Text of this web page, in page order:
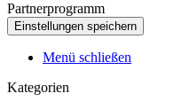
Partnerprogramm
Menü schließen
Kategorien